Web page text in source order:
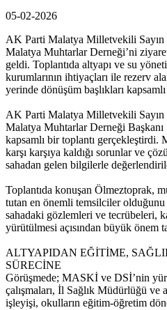
05-02-2026
AK Parti Malatya Milletvekili
Malatya Muhtarlar Derneği’ni
geldi. Toplantıda altyapı ve su
kurumlarının ihtiyaçları ile rezerv
yerinde dönüşüm başlıkları
AK Parti Malatya Milletvekili
Malatya Muhtarlar Derneği
kapsamlı bir toplantı gerçekleştirdi.
karşı karşıya kaldığı sorunlar ve
sahadan gelen bilgilerle
Toplantıda konuşan Ölmeztoprak,
tutan en önemli temsilciler olduğunu
sahadaki gözlemleri ve tecrübeleri,
yürütülmesi açısından büyük önem
ALTYAPIDAN EĞİTİME,
SÜRECİNE
Görüşmede; MASKİ ve DSİ’nin
çalışmaları, İl Sağlık Müdürlüğü ve
işleyişi, okulların eğitim-öğretim